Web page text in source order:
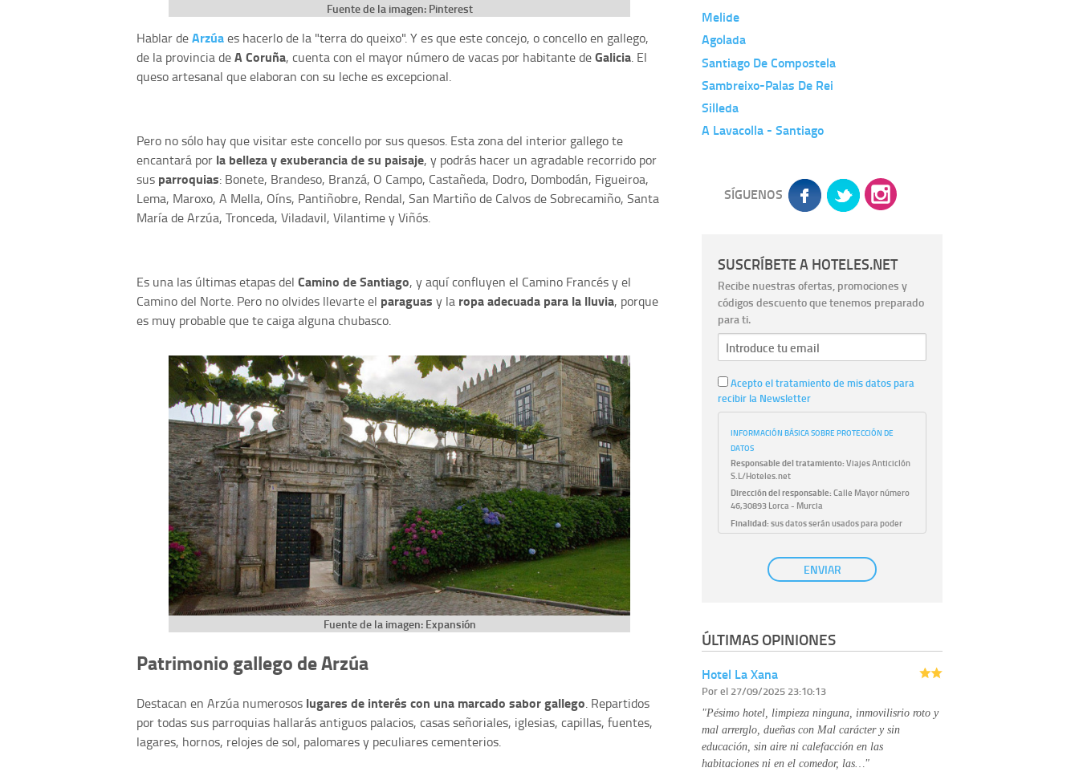
Fuente de la imagen: Pinterest
Hablar deArzúaes hacerlo de la "terra do queixo". Y es que este concejo, o concello en gallego,
de la provincia deA Coruña, cuenta con el mayor número de vacas por habitante deGalicia. El
queso artesanal que elaboran con su leche es excepcional.
Pero no sólo hay que visitar este concello por sus quesos. Esta zona del interior gallego te
encantará por la belleza y exuberancia de su paisaje, y podrás hacer un agradable recorrido por
sus parroquias: Bonete, Brandeso, Branzá, O Campo, Castañeda, Dodro, Dombodán, Figueiroa,
Lema, Maroxo, A Mella, Oíns, Pantiñobre, Rendal, San Martiño de Calvos de Sobrecamiño, Santa
María de Arzúa, Tronceda, Viladavil, Vilantime y Viñós.
Es una las últimas etapas del Camino de Santiago, y aquí confluyen el Camino Francés y el
Camino del Norte. Pero no olvides llevarte el paraguas y la ropa adecuada para la lluvia, porque
es muy probable que te caiga alguna chubasco.
Fuente de la imagen: Expansión
Patrimonio gallego de Arzúa
Destacan en Arzúa numerosos lugares de interés con una marcado sabor gallego. Repartidos
por todas sus parroquias hallarás antiguos palacios, casas señoriales, iglesias, capillas, fuentes,
lagares, hornos, relojes de sol, palomares y peculiares cementerios.
Melide
Agolada
Santiago De Compostela
Sambreixo-Palas De Rei
Silleda
A Lavacolla - Santiago
SÍGUENOS
SUSCRÍBETE A HOTELES.NET
Recibe nuestras ofertas, promociones y
códigos descuento que tenemos preparado
para ti.
Acepto el tratamiento de mis datos para
recibir la Newsletter
INFORMACIÓN BÁSICA SOBRE PROTECCIÓN DE
DATOS
Responsable del tratamiento:Viajes Anticiclón
S.L/Hoteles.net
Dirección del responsable:Calle Mayor número
46,30893 Lorca - Murcia
Finalidad:sus datos serán usados para poder
atender sus solicitudes y prestarle nuestros
Publicidad: solo le enviaremos publicidad con su
autorización previa, que podrá facilitarnos
con su consentimiento previo, que podrá
facilitarnos mediante la casilla correspondiente
Destinatarios:
personal de nuestra entidad que esté
conocimiento de la información que le pedimos.
No se comunicarán datos a terceros.
Derechos: tiene derecho a saber qué
información tenemos sobre usted, corregirla y
eliminarla, tal y como se explica en la
ENVIAR
ÚLTIMAS OPINIONES
Hotel La Xana
Porel 27/09/2025 23:10:13
"Pésimo hotel, limpieza ninguna, inmovilisrio roto y
mal arrerglo, dueñas con Mal carácter y sin
educación, sin aire ni calefacción en las
habitaciones ni en el comedor, las…"